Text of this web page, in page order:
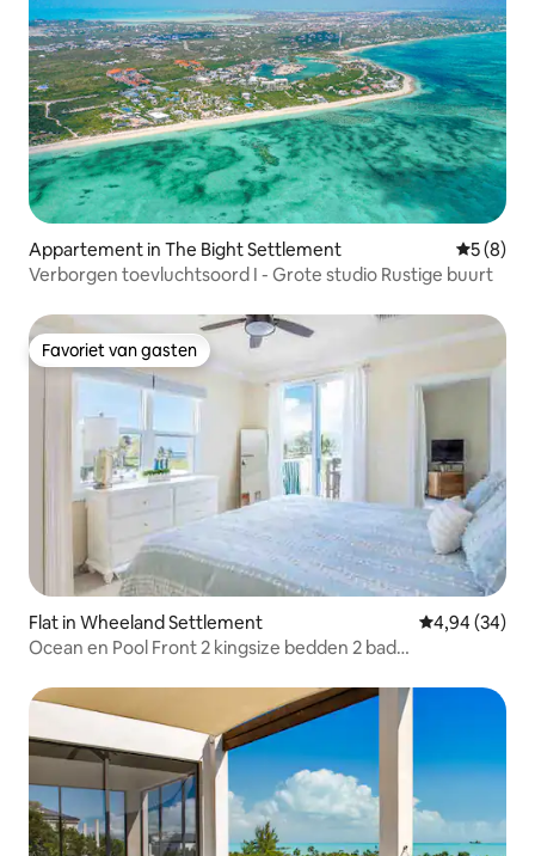
Appartement in The Bight Settlement
5 (8)
Verborgen toevluchtsoord I - Grote studio Rustige buurt
Favoriet van gasten
Favoriet van gasten
Flat in Wheeland Settlement Gemiddelde
4,94 (34)
Ocean en Pool Front 2 kingsize bedden 2 bad